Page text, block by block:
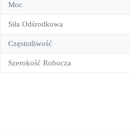
Moc
Siła Odśrodkowa
Częstotliwość
Szerokość Robocza